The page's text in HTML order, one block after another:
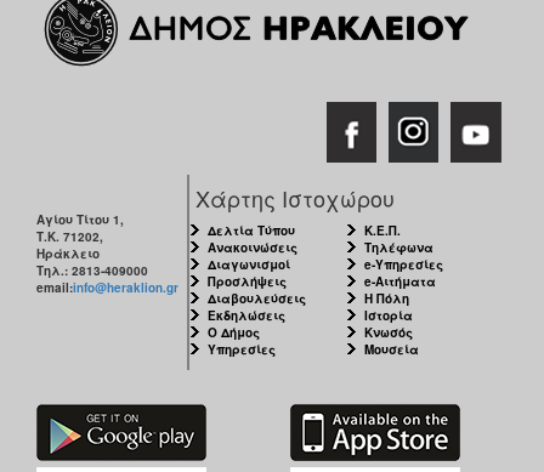
Αγίου Τίτου 1,
Τ.Κ. 71202,
Ηράκλειο
Τηλ.: 2813-409000
email:info@heraklion.gr
Χάρτης Ιστοχώρου
Δελτία Τύπου
Ανακοινώσεις
Διαγωνισμοί
Προσλήψεις
Διαβουλεύσεις
Εκδηλώσεις
Ο Δήμος
Υπηρεσίες
Κ.Ε.Π.
Τηλέφωνα
e-Υπηρεσίες
e-Αιτήματα
Η Πόλη
Ιστορία
Κνωσός
Μουσεία